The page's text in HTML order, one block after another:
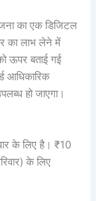
का एक डिजिटल
का लाभ लेने में
ऊपर बताई गई
आधिकारिक
हो जाएगा।
के लिए है। ₹10
के लिए